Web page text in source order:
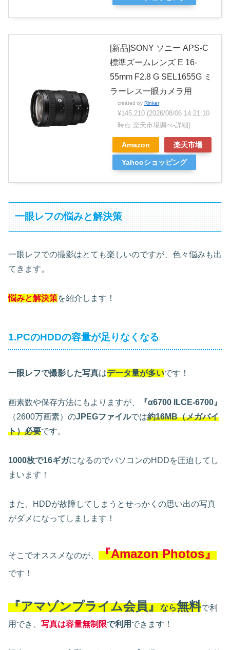
[新品]SONY ソニー APS-C
標準ズームレンズ E 16-
55mm F2.8 G SEL1655G ミ
ラーレス一眼カメラ用
created by Rinker
¥145,210 (2026/08/06 14:21:10
時点 楽天市場調べ-詳細)
Amazon 楽天市場
Yahooショッピング
一眼レフの悩みと解決策
一眼レフでの撮影はとても楽しいのですが、色々悩みも出
てきます。
悩みと解決策を紹介します！
1.PCのHDDの容量が足りなくなる
一眼レフで撮影した写真はデータ量が多いです！
画素数や保存方法にもよりますが、 『α6700 ILCE-6700 』
（2600万画素）のJPEGファイルでは約16MB（メガバイ
ト）必要です。
1000枚で16ギガになるのでパソコンのHDDを圧迫してし
まいます！
また、HDDが故障してしまうとせっかくの思い出の写真
がダメになってしまします！
そこでオススメなのが、 『Amazon Photos』
です！
『アマゾンプライム会員』なら無料で利
用でき、 写真は容量無制限で利用 できます！